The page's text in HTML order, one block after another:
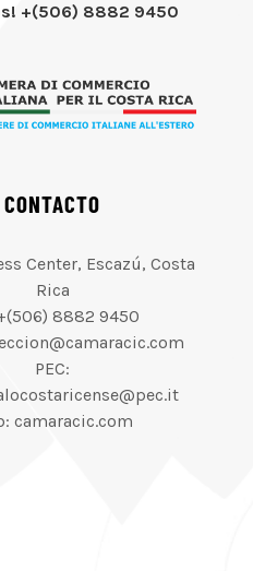
+(506) 8882 9450
CONTACTO
Center, Escazú, Costa
Rica
8882 9450
PEC:
camaracic.com